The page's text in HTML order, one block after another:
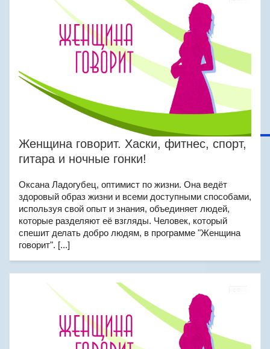
Женщина говорит. Хаски, фитнес, спорт,
гитара и ночные гонки!
Оксана Ладогубец, оптимист по жизни. Она ведёт
здоровый образ жизни и всеми доступными способами,
используя свой опыт и знания, объединяет людей,
которые разделяют её взгляды. Человек, который
спешит делать добро людям, в программе "Женщина
говорит". [...]